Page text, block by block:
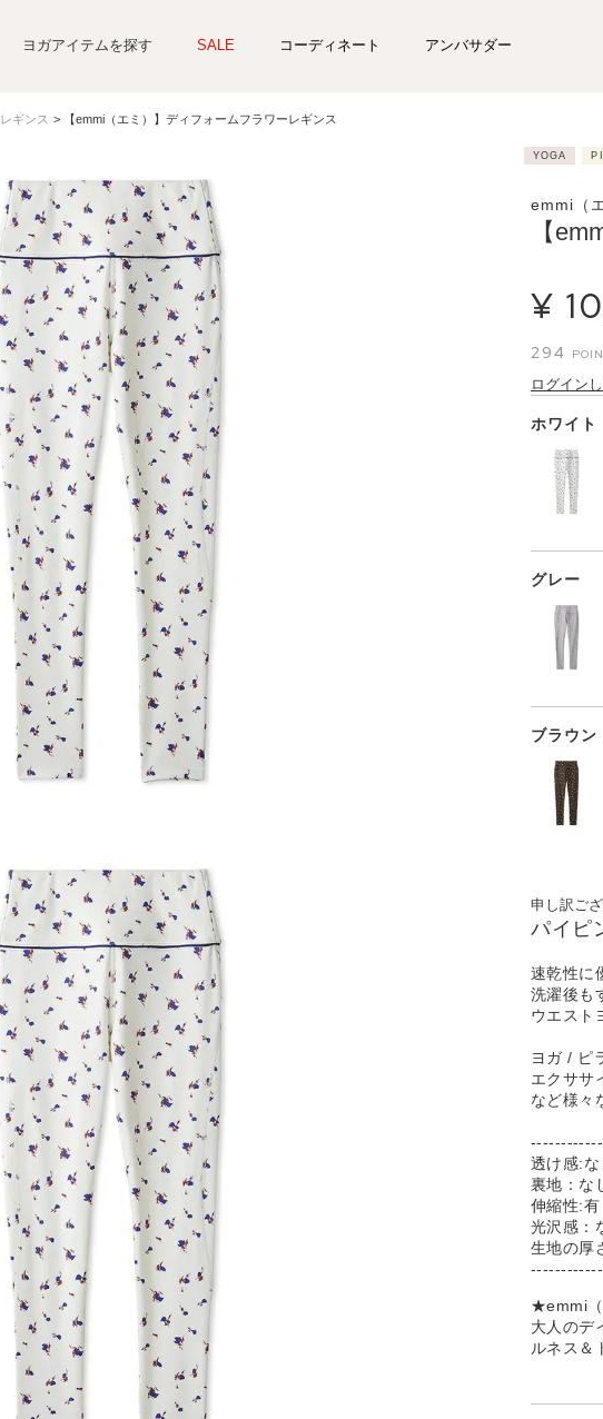
ヨガアイテムを探す SALE コーディネート アンバサダー
レギンス 【emmi（エミ）】ディフォームフラワーレギンス
YOGA
emmi（
【
¥
294
ログイン
ホワイト
グレー
ブラウン
申し訳ご
パイピ
速乾性に
洗濯後も
ウエスト
ヨガ / ピ
エクササ
など様々
透け感:な
裏地：な
伸縮性:有
光沢感：
生地の厚
★emmi（
大人のデ
ルネス＆